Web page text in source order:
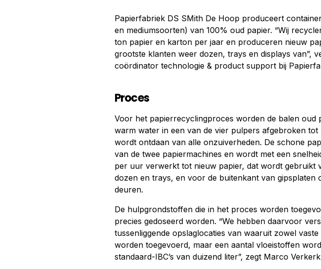
Papierfabriek DS SMith De Hoop produceert
en mediumsoorten) van 100% oud papier. “Wij
ton papier en karton per jaar en produceren nieuw
grootste klanten weer dozen, trays en displays van”,
coördinator technologie & product support bij
Proces
Voor het papierrecyclingproces worden de balen oud
warm water in een van de vier pulpers afgebroken tot
wordt ontdaan van alle onzuiverheden. De schone
van de twee papiermachines en wordt met een
per uur verwerkt tot nieuw papier, dat wordt gebruikt
dozen en trays, en voor de buitenkant van gipsplaten
deuren.
De hulpgrondstoffen die in het proces worden
precies gedoseerd worden. “We hebben daarvoor
tussenliggende opslaglocaties van waaruit zowel
worden toegevoerd, maar een aantal vloeistoffen
standaard-IBC’s van duizend liter”, zegt Marco